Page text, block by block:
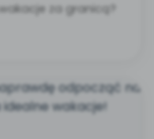
za granicą?